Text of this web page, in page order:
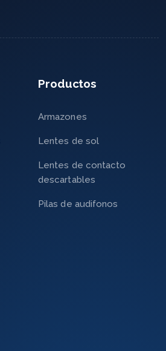
Productos
Armazones
Lentes de sol
Lentes de contacto
descartables
Pilas de audifonos